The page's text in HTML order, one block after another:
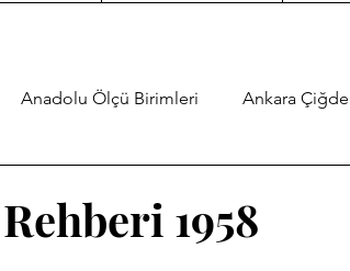
Anadolu Ölçü Birimleri Ankara
1958